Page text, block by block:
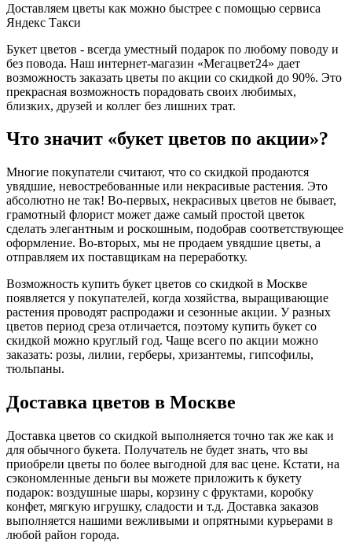
Доставляем цветы как можно быстрее с помощью сервиса
Яндекс Такси
Букет цветов - всегда уместный подарок по любому поводу и
без повода. Наш интернет-магазин «Мегацвет24» дает
возможность заказать цветы по акции со скидкой до 90%. Это
прекрасная возможность порадовать своих любимых,
близких, друзей и коллег без лишних трат.
Что значит «букет цветов по акции»?
Многие покупатели считают, что со скидкой продаются
увядшие, невостребованные или некрасивые растения. Это
абсолютно не так! Во-первых, некрасивых цветов не бывает,
грамотный флорист может даже самый простой цветок
сделать элегантным и роскошным, подобрав соответствующее
оформление. Во-вторых, мы не продаем увядшие цветы, а
отправляем их поставщикам на переработку.
Возможность купить букет цветов со скидкой в Москве
появляется у покупателей, когда хозяйства, выращивающие
растения проводят распродажи и сезонные акции. У разных
цветов период среза отличается, поэтому купить букет со
скидкой можно круглый год. Чаще всего по акции можно
заказать: розы, лилии, герберы, хризантемы, гипсофилы,
тюльпаны.
Доставка цветов в Москве
Доставка цветов со скидкой выполняется точно так же как и
для обычного букета. Получатель не будет знать, что вы
приобрели цветы по более выгодной для вас цене. Кстати, на
сэкономленные деньги вы можете приложить к букету
подарок: воздушные шары, корзину с фруктами, коробку
конфет, мягкую игрушку, сладости и т.д. Доставка заказов
выполняется нашими вежливыми и опрятными курьерами в
любой район города.